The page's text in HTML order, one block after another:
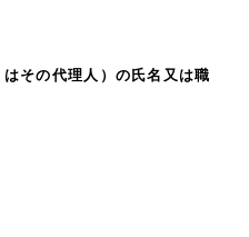
その代理人）の氏名又は職